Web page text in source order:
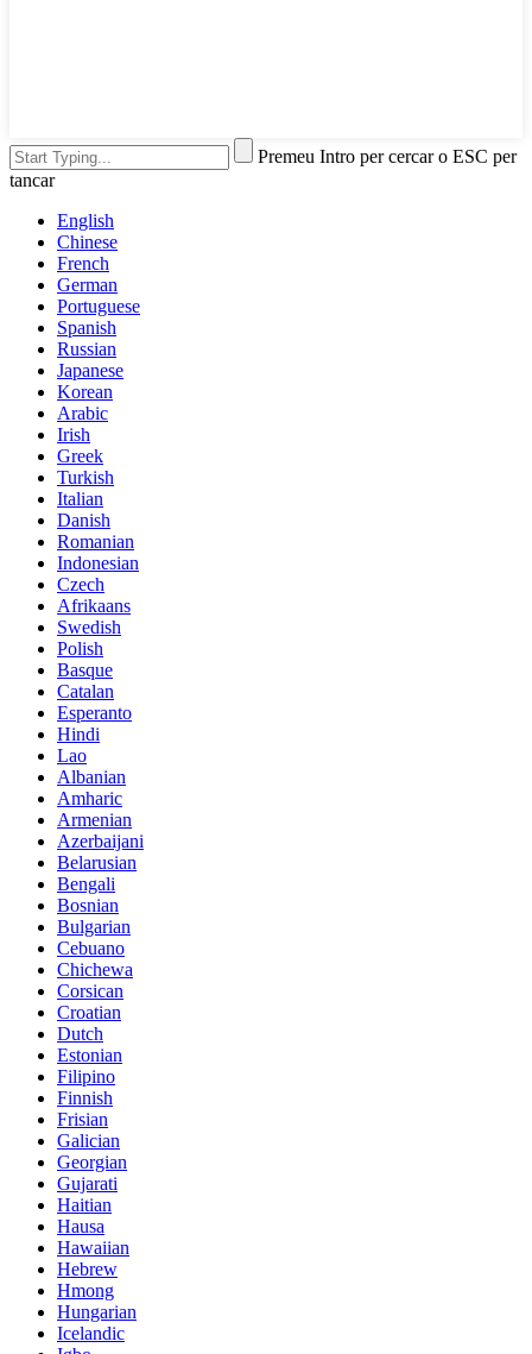
Premeu Intro per cercar o ESC per
tancar
English
Chinese
French
German
Portuguese
Spanish
Russian
Japanese
Korean
Arabic
Irish
Greek
Turkish
Italian
Danish
Romanian
Indonesian
Czech
Afrikaans
Swedish
Polish
Basque
Catalan
Esperanto
Hindi
Lao
Albanian
Amharic
Armenian
Azerbaijani
Belarusian
Bengali
Bosnian
Bulgarian
Cebuano
Chichewa
Corsican
Croatian
Dutch
Estonian
Filipino
Finnish
Frisian
Galician
Georgian
Gujarati
Haitian
Hausa
Hawaiian
Hebrew
Hmong
Hungarian
Icelandic